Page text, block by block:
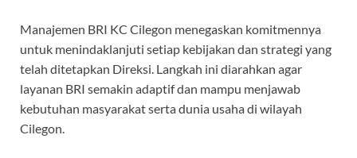
Manajemen BRI KC Cilegon menegaskan komitmennya
untuk menindaklanjuti setiap kebijakan dan strategi yang
telah ditetapkan Direksi. Langkah ini diarahkan agar
layanan BRI semakin adaptif dan mampu menjawab
kebutuhan masyarakat serta dunia usaha di wilayah
Cilegon.